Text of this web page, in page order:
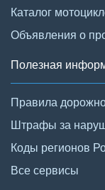
Каталог
Объявления о
Полезная
Правила
Штрафы за
Коды регионов
Все сервисы